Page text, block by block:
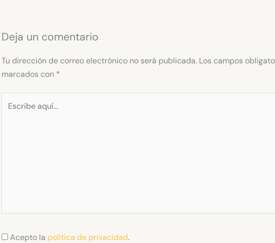
Deja un comentario
Tu dirección de correo electrónico no será publicada. Los campos
marcados con *
aquí...
Acepto la política de privacidad.